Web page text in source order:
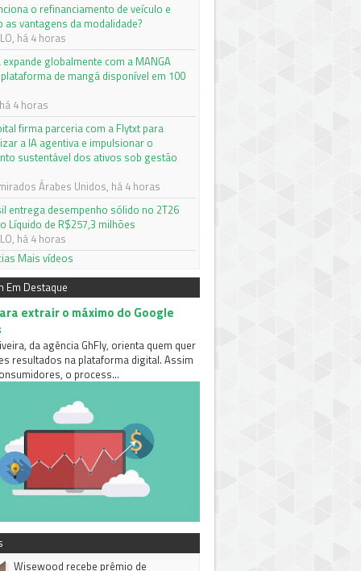
o refinanciamento de veículo e
as vantagens da modalidade?
há 4 horas
globalmente com a MANGA
plataforma de mangá disponível em 100
4 horas
firma parceria com a Flytxt para
a IA agentiva e impulsionar o
sustentável dos ativos sob gestão
Árabes Unidos, há 4 horas
entrega desempenho sólido no 2T26
Líquido de R$257,3 milhões
há 4 horas
Mais vídeos
Em Destaque
extrair o máximo do Google
da agência GhFly, orienta quem quer
resultados na plataforma digital. Assim
o process...
Wisewood recebe prêmio de